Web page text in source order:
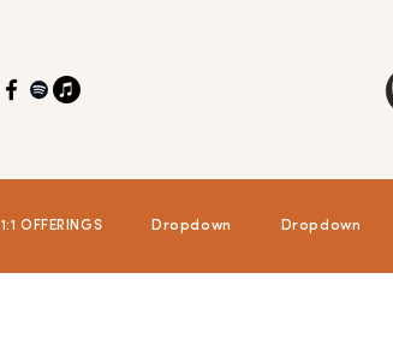
1:1 OFFERINGS Dropdown Dropdown